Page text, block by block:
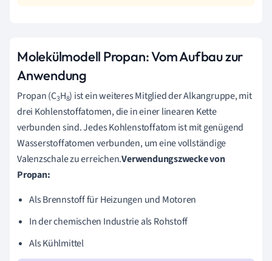
Molekülmodell Propan: Vom Aufbau zur
Anwendung
Propan (C3H8) ist ein weiteres Mitglied der Alkangruppe, mit
drei Kohlenstoffatomen, die in einer linearen Kette
verbunden sind. Jedes Kohlenstoffatom ist mit genügend
Wasserstoffatomen verbunden, um eine vollständige
Valenzschale zu erreichen.Verwendungszwecke von
Propan:
Als Brennstoff für Heizungen und Motoren
In der chemischen Industrie als Rohstoff
Als Kühlmittel